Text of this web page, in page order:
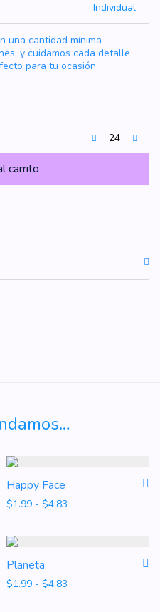
Individual
una cantidad mínima
y cuidamos cada detalle
para tu ocasión
carrito
$1.99 hasta $4.83
Happy Face
$1.99 - $4.83
$1.99 hasta $4.83
Planeta
$1.99 - $4.83